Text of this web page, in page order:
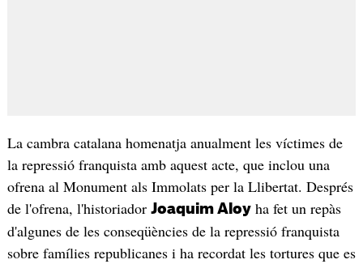
La cambra catalana homenatja anualment les víctimes de
la repressió franquista amb aquest acte, que inclou una
ofrena al Monument als Immolats per la Llibertat. Després
de l'ofrena, l'historiador Joaquim Aloyha fet un repàs
d'algunes de les conseqüències de la repressió franquista
sobre famílies republicanes i ha recordat les tortures que es